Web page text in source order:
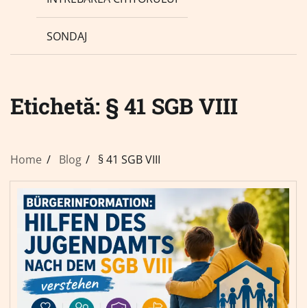
SONDAJ
Etichetă: § 41 SGB VIII
Home Blog § 41 SGB VIII